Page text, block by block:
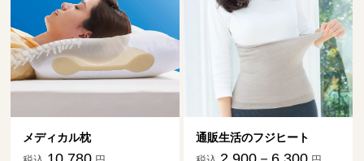
メディカル枕 通販生活のフジヒート